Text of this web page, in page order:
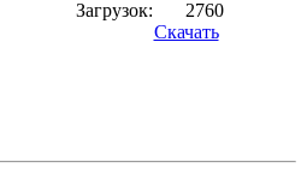
Загрузок:
2760
Скачать